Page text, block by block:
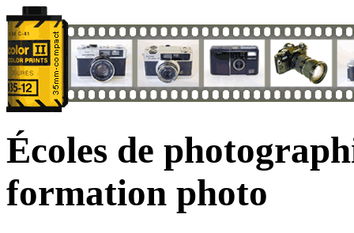
Écoles de
formation photo